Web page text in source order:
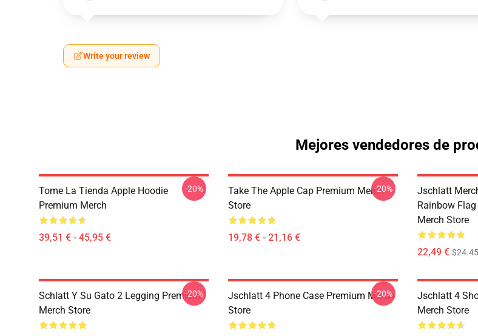
Write your review
Mejores vendedores de
Tome La Tienda Apple Hoodie
Premium Merch
39,51 € - 45,95 €
-20%
Take The Apple Cap Premium Merch
Store
19,78 € - 21,16 €
-20%
Jschlatt
Rainbow
Merch Store
22,49 € $24.45
Schlatt Y Su Gato 2 Legging Premium
Merch Store
-20%
Jschlatt 4 Phone Case Premium Merch
Store
-20%
Jschlatt 4
Merch Store